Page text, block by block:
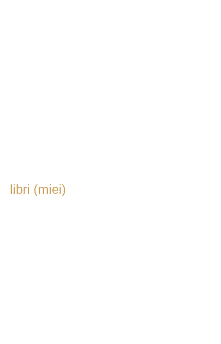
libri (miei)